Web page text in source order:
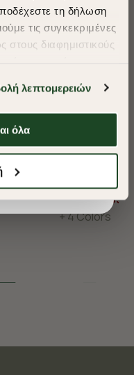
τη δήλωση
τις συγκεκριμένες
διαφημιστικούς
είναι απολύτως
και
μας. Ωστόσο, λάβετε
που θα
και
λεπτομερειών
όλα
€75,00
+ 4 Colors